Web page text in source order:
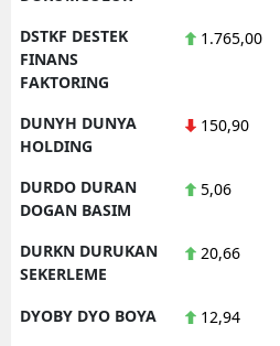
DSTKF DESTEK
FINANS
FAKTORING
1.765,00
DUNYH DUNYA
HOLDING
150,90
DURDO DURAN
DOGAN BASIM
5,06
DURKN DURUKAN
SEKERLEME
20,66
DYOBY DYO BOYA 12,94